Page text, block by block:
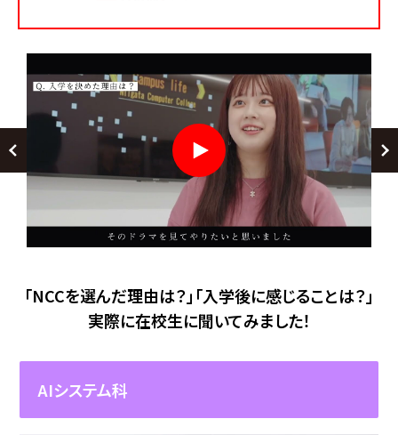
「NCCを選んだ理由は？」「入学後に感じることは？」
実際に在校生に聞いてみました！
AIシステム科